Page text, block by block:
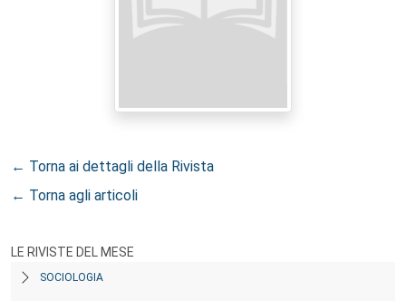
← Torna ai dettagli della Rivista
← Torna agli articoli
LE RIVISTE DEL MESE
SOCIOLOGIA